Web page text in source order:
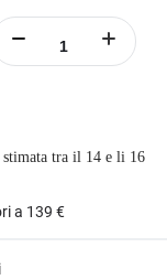
stimata tra il 14 e li 16
a 139 €